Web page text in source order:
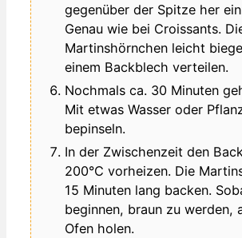
gegenüber der Spitze her
Genau wie bei Croissants.
Martinshörnchen leicht
einem Backblech verteilen.
Nochmals ca. 30 Minuten
Mit etwas Wasser oder
bepinseln.
In der Zwischenzeit den
200°C vorheizen. Die
15 Minuten lang backen.
beginnen, braun zu werden,
Ofen holen.